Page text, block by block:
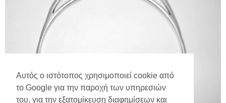
Αυτός ο ιστότοπος χρησιμοποιεί cookie από
το Google για την παροχή των υπηρεσιών
του, για την εξατομίκευση διαφημίσεων και